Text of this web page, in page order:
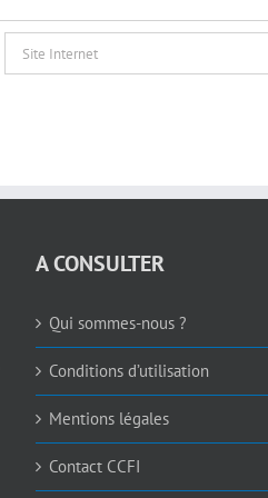
A CONSULTER
Qui sommes-nous ?
Conditions d’utilisation
Mentions légales
Contact CCFI